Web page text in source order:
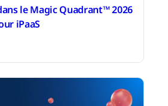
le Magic Quadrant™ 2026
iPaaS